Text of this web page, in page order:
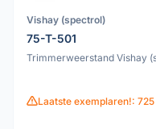
Vishay (spectrol)
75-T-501
Trimmerweerstand Vishay
Laatste exemplaren!: 725